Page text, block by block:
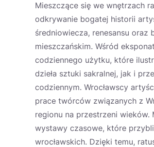
Mieszczące się we wnętrzach
odkrywanie bogatej historii
średniowiecza, renesansu
mieszczańskim. Wśród
codziennego użytku, które
dzieła sztuki sakralnej, jak i
codziennym. Wrocławscy
prace twórców związanych z
regionu na przestrzeni
wystawy czasowe, które
wrocławskich. Dzięki temu,